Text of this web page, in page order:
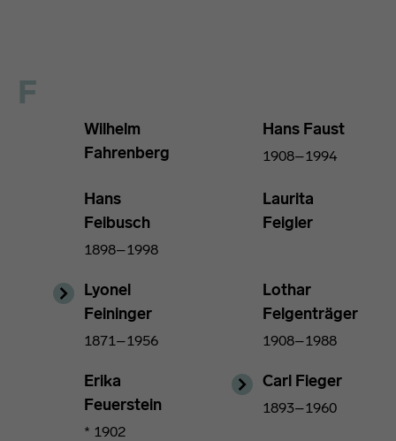
F
Wilhelm
Fahrenberg
Hans Faust
1908–1994
Hans
Feibusch
1898–1998
Laurita
Feigler
Lyonel
Feininger
1871–1956
Lothar
Felgenträger
1908–1988
Erika
Feuerstein
* 1902
Carl Fieger
1893–1960